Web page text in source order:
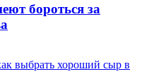
бороться за